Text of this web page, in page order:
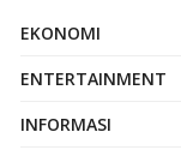
EKONOMI
ENTERTAINMENT
INFORMASI